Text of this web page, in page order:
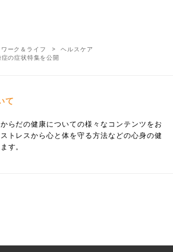
ワーク＆ライフ
ヘルスケア
症の症状特集を公開
て
らだの健康についての様々なコンテンツをお
トレスから心と体を守る方法などの心身の健
す。